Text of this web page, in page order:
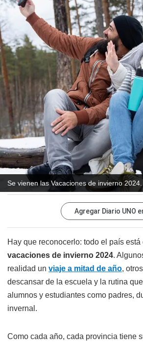
Se vienen las Vacaciones de invierno 2024.
Agregar Diario UNO
Hay que reconocerlo: todo el país
vacaciones de invierno 2024.
realidad un viaje a mitad de año,
descansar de la escuela y la rutina
alumnos y estudiantes como padres,
invernal.
Como cada año, cada provincia tiene